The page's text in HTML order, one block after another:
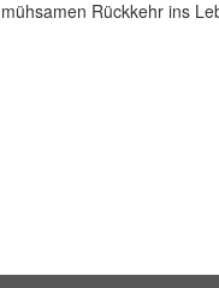
mühsamen Rückkehr ins